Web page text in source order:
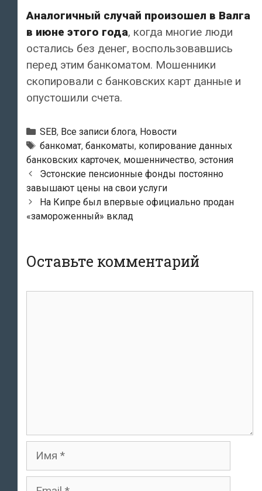
Аналогичный случай произошел в Валга
в июне этого года, когда многие люди
остались без денег, воспользовавшись
перед этим банкоматом. Мошенники
скопировали с банковских карт данные и
опустошили счета.
Рубрики
SEB, Все записи блога, Новости
Тэги
банкомат, банкоматы, копирование данных
банковских карточек, мошенничество, эстония
Навигация
по
записям
Эстонские пенсионные фонды постоянно
завышают цены на свои услуги
На Кипре был впервые официально продан
«замороженный» вклад
Оставьте комментарий
Имя
Email